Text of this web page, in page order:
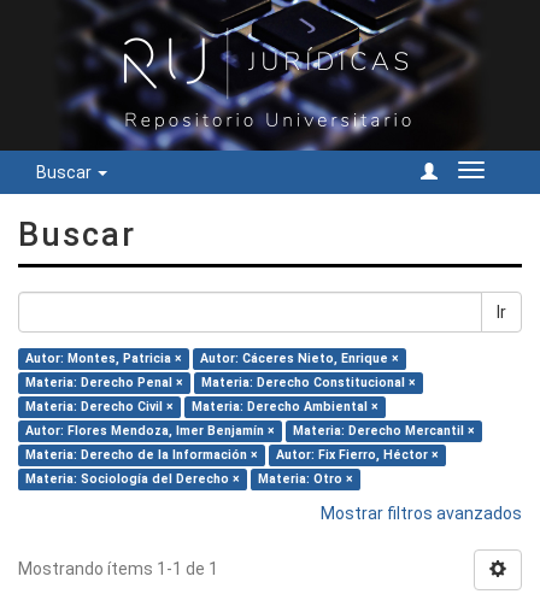
Buscar
Cambiar
Buscar
Ir
Autor: Montes, Patricia ×
Autor: Cáceres Nieto, Enrique ×
Materia: Derecho Penal ×
Materia: Derecho Constitucional ×
Materia: Derecho Civil ×
Materia: Derecho Ambiental ×
Autor: Flores Mendoza, Imer Benjamín ×
Materia: Derecho Mercantil ×
Materia: Derecho de la Información ×
Autor: Fix Fierro, Héctor ×
Materia: Sociología del Derecho ×
Materia: Otro ×
Mostrar filtros avanzados
Mostrando ítems 1-1 de 1